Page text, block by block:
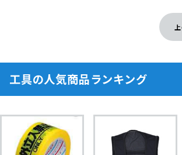
工具の人気商品ランキング